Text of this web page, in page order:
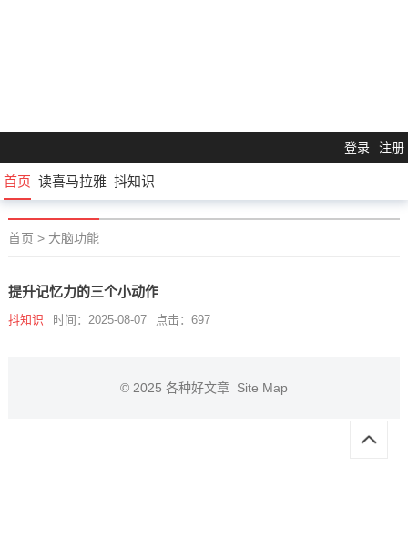
登录 注册
首页 读喜马拉雅 抖知识
首页 > 大脑功能
提升记忆力的三个小动作
抖知识 时间：2025-08-07 点击：697
© 2025 各种好文章 Site Map